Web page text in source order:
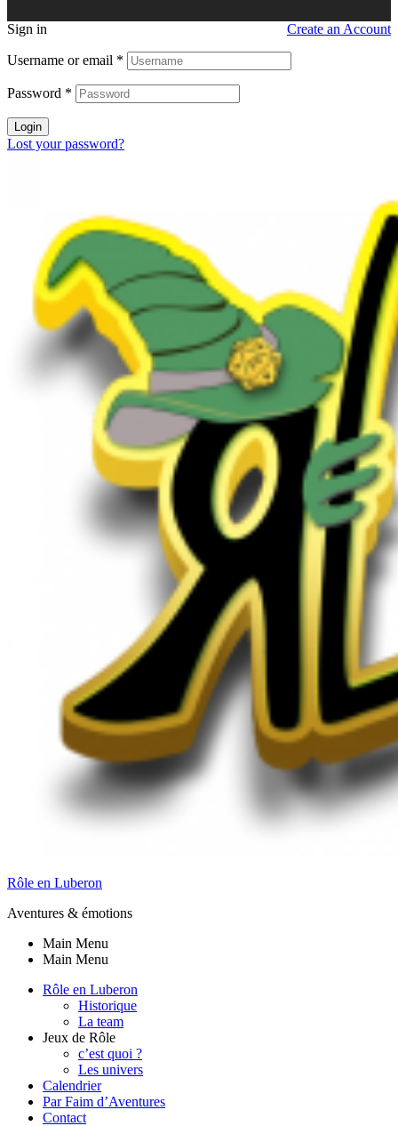
Sign in Create an Account
Username or email *
Password *
Login
Lost your password?
Rôle en Luberon
Aventures & émotions
Main Menu
Main Menu
Rôle en Luberon
Historique
La team
Jeux de Rôle
c’est quoi ?
Les univers
Calendrier
Par Faim d’Aventures
Contact